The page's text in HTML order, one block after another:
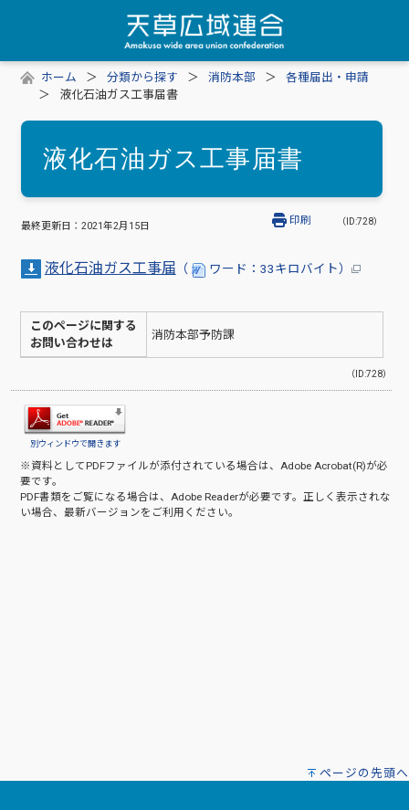
ホーム 分類から探す 消防本部
各種届出・申請
液化石油ガス工事届書
液化石油ガス工事届書
最終更新日： 2021年2月15日 （ID:728）
印刷
液化石油ガス工事届 （ ワード：33キロバイト）
このページに関する
お問い合わせは
消防本部予防課
（ID:728）
別ウィンドウで開きます
※資料としてPDFファイルが添付されている場合は、Adobe Acrobat(R)が必
要です。
PDF書類をご覧になる場合は、Adobe Readerが必要です。正しく表示されな
い場合、最新バージョンをご利用ください。
ページの先頭へ